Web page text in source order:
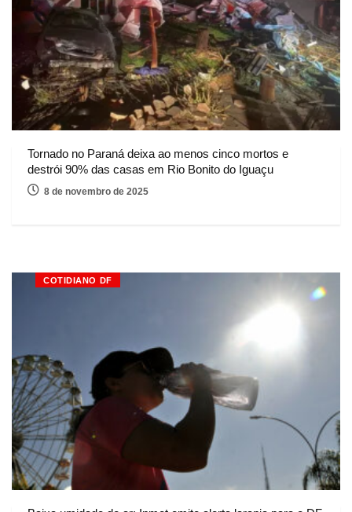
Tornado no Paraná deixa ao menos cinco mortos e
destrói 90% das casas em Rio Bonito do Iguaçu
8 de novembro de 2025
COTIDIANO DF